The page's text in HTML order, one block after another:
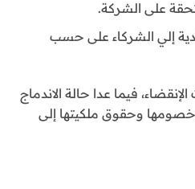
على الشركة.
إلي الشركاء على حسب
فيما عدا حالة الاندماج
وحقوق ملكيتها إلى